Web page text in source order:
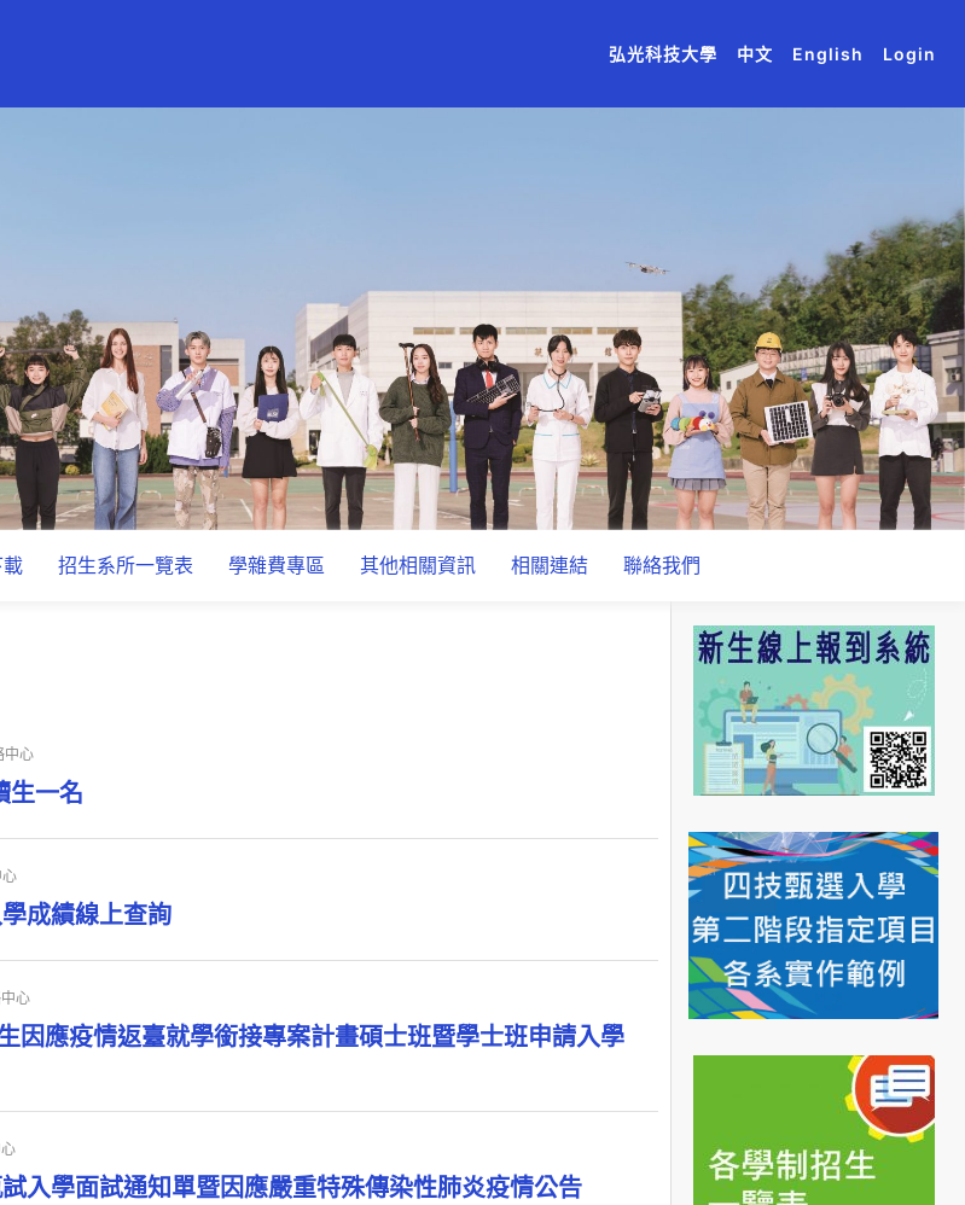
(current)
(current)
弘光科技大學 (current)
中文 (current)
English (current)
Login
招生系所一覽表 學雜費專區 其他相關資訊 相關連結 聯絡我們
中心
生一名
成績線上查詢
心
因應疫情返臺就學銜接專案計畫碩士班暨學士班申請入學
入學面試通知單暨因應嚴重特殊傳染性肺炎疫情公告